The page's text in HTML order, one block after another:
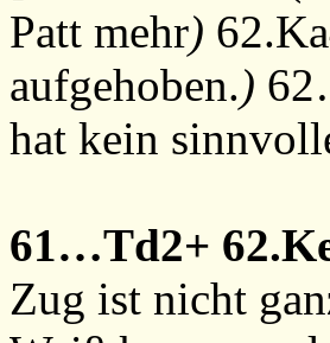
Patt mehr)
aufgehoben.)
hat kein
61…Td2+
Zug ist nicht